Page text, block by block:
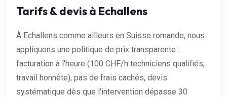
Tarifs & devis à Echallens
À Echallens comme ailleurs en Suisse romande, nous
appliquons une politique de prix transparente :
facturation à l'heure (100 CHF/h techniciens qualifiés,
travail honnête), pas de frais cachés, devis
systématique dès que l'intervention dépasse 30